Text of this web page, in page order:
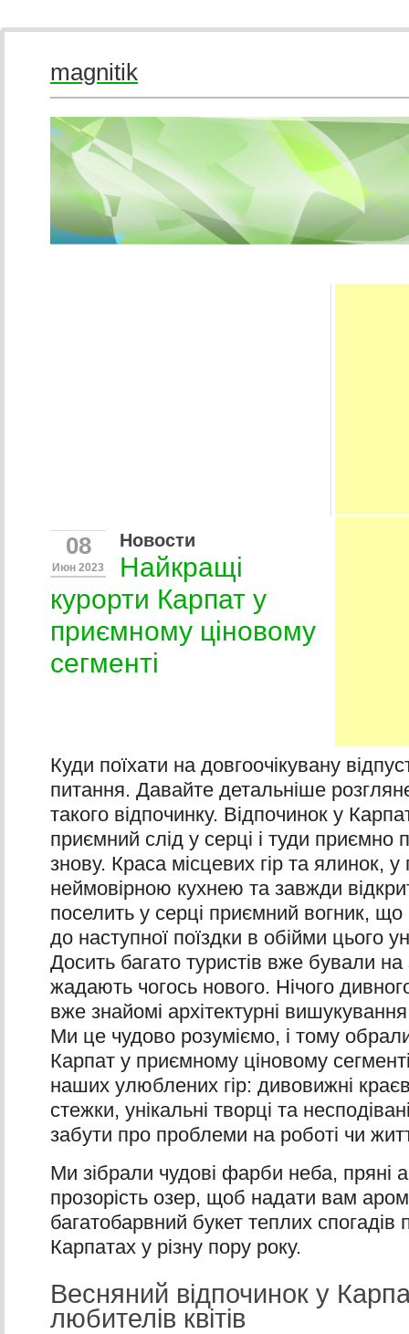
magnitik
08
Июн 2023
Новости
Найкращі
курорти Карпат у
приємному ціновому
сегменті
Куди поїхати на довгоочікувану
питання. Давайте детальніше
такого відпочинку. Відпочинок у
приємний слід у серці і туди приємно
знову. Краса місцевих гір та ялинок, у
неймовірною кухнею та завжди
поселить у серці приємний вогник, що
до наступної поїздки в обійми цього
Досить багато туристів вже бували на
жадають чогось нового. Нічого
вже знайомі архітектурні
Ми це чудово розуміємо, і тому
Карпат у приємному ціновому
наших улюблених гір: дивовижні
стежки, унікальні творці та
забути про проблеми на роботі чи
Ми зібрали чудові фарби неба, пряні
прозорість озер, щоб надати вам
багатобарвний букет теплих спогадів
Карпатах у різну пору року.
Весняний відпочинок у
любителів квітів